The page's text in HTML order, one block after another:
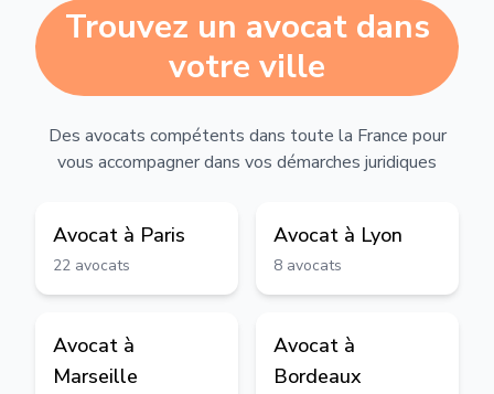
Trouvez un avocat dans
votre ville
Des avocats compétents dans toute la France pour
vous accompagner dans vos démarches juridiques
Avocat à Paris
22 avocats
Avocat à Lyon
8 avocats
Avocat à
Marseille
Avocat à
Bordeaux